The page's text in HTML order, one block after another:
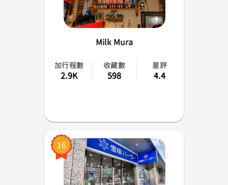
Milk Mura
加行程數
2.9K
收藏數
598
星評
4.4
16